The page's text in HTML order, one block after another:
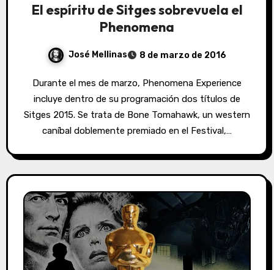
El espíritu de Sitges sobrevuela el
Phenomena
José Mellinas 8 de marzo de 2016
Durante el mes de marzo, Phenomena Experience
incluye dentro de su programación dos títulos de
Sitges 2015. Se trata de Bone Tomahawk, un western
caníbal doblemente premiado en el Festival,…